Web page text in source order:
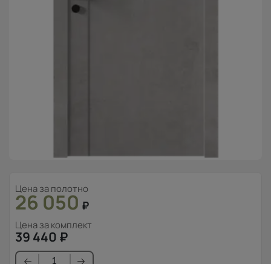
Цена за полотно
26 050 ₽
Цена за комплект
39 440 ₽